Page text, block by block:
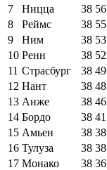
7
Ницца 38 56
8
Реймс 38 55
9
Ним 38 53
10 Ренн 38 52
11 Страсбург 38 49
12 Нант 38 48
13 Анже 38 46
14 Бордо 38 41
15 Амьен 38 38
16 Тулуза 38 38
17 Монако 38 36